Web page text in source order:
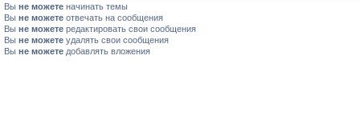
Вы не можете начинать темы
Вы не можете отвечать на сообщения
Вы не можете редактировать свои сообщения
Вы не можете удалять свои сообщения
Вы не можете добавлять вложения